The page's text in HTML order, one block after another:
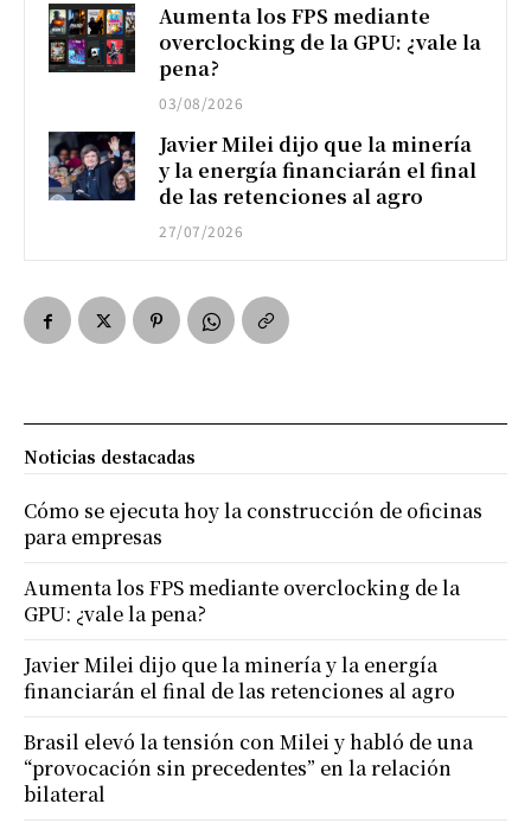
Aumenta los FPS mediante
overclocking de la GPU: ¿vale la
pena?
03/08/2026
Javier Milei dijo que la minería
y la energía financiarán el final
de las retenciones al agro
27/07/2026
Noticias destacadas
Cómo se ejecuta hoy la construcción de oficinas
para empresas
Aumenta los FPS mediante overclocking de la
GPU: ¿vale la pena?
Javier Milei dijo que la minería y la energía
financiarán el final de las retenciones al agro
Brasil elevó la tensión con Milei y habló de una
“provocación sin precedentes” en la relación
bilateral